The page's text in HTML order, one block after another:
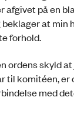
afgivet på en
beklager at
forhold.
ordens skyld
til komitéen,
med